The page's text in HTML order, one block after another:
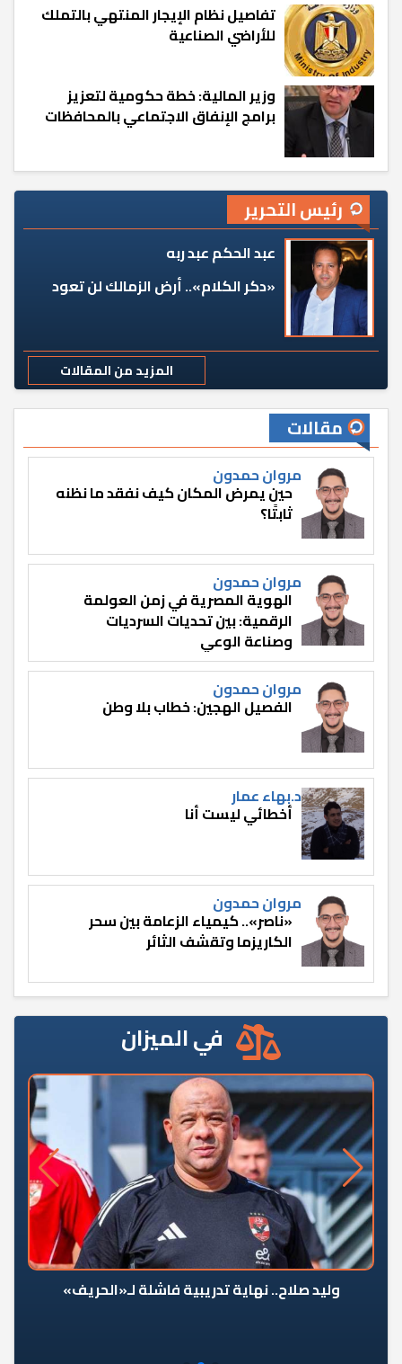
تفاصيل نظام الإيجار المنتهي بالتملك
للأراضي الصناعية
وزير المالية: خطة حكومية لتعزيز
برامج الإنفاق الاجتماعي بالمحافظات
رئيس التحرير
عبد الحكم عبد ربه
«دكر الكلام».. أرض الزمالك لن تعود
المزيد من المقالات
مقالات
مروان حمدون
حين يمرض المكان كيف نفقد ما نظنه
ثابتًا؟
مروان حمدون
الهوية المصرية في زمن العولمة
الرقمية: بين تحديات السرديات
وصناعة الوعي
مروان حمدون
الفصيل الهجين: خطاب بلا وطن
د.بهاء عمار
أخطائي ليست أنا
مروان حمدون
«ناصر».. كيمياء الزعامة بين سحر
الكاريزما وتقشف الثائر
في الميزان
وليد صلاح.. نهاية تدريبية فاشلة لـ«الحريف»